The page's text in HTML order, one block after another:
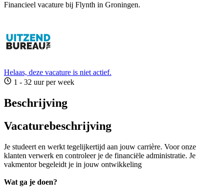
Financieel vacature bij Flynth in Groningen.
Helaas, deze vacature is niet actief.
1 - 32 uur per week
Beschrijving
Vacaturebeschrijving
Je studeert en werkt tegelijkertijd aan jouw carrière. Voor onze
klanten verwerk en controleer je de financiële administratie. Je
vakmentor begeleidt je in jouw ontwikkeling
Wat ga je doen?